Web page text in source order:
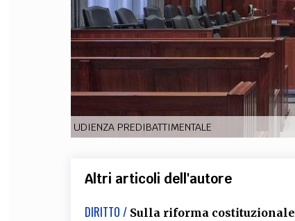
UDIENZA PREDIBATTIMENTALE
Altri articoli dell'autore
DIRITTO / Sulla riforma costituzionale